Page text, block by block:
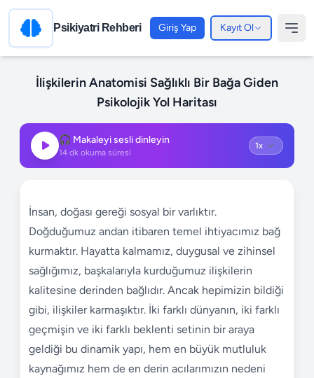
Psikiyatri Rehberi Giriş Yap Kayıt Ol
İlişkilerin Anatomisi Sağlıklı Bir Bağa Giden
Psikolojik Yol Haritası
🎧 Makaleyi sesli dinleyin
14 dk okuma süresi
İnsan, doğası gereği sosyal bir varlıktır.
Doğduğumuz andan itibaren temel ihtiyacımız bağ
kurmaktır. Hayatta kalmamız, duygusal ve zihinsel
sağlığımız, başkalarıyla kurduğumuz ilişkilerin
kalitesine derinden bağlıdır. Ancak hepimizin bildiği
gibi, ilişkiler karmaşıktır. İki farklı dünyanın, iki farklı
geçmişin ve iki farklı beklenti setinin bir araya
geldiği bu dinamik yapı, hem en büyük mutluluk
kaynağımız hem de en derin acılarımızın nedeni